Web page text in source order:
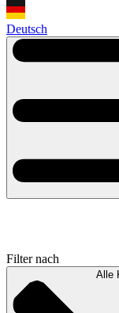
Deutsch
Filter nach
Alle